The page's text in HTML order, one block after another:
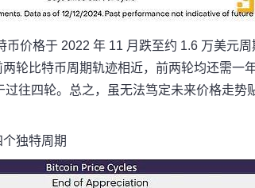
币价格于 2022 年 11 月跌至约 1.6 万美元
轮比特币周期轨迹相近，前两轮均还需一
过往四轮。总之，虽无法笃定未来价格走
独特周期